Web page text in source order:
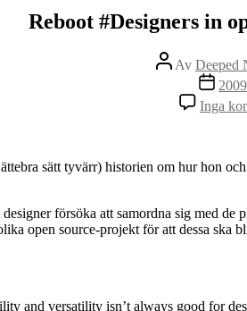
Reboot #Designers in
Inläggsförfattare
Av Deeped
Inga
sätt tyvärr) historien om hur hon
försöka att samordna sig med
open source-projekt för att dessa
and versatility isn’t always good for